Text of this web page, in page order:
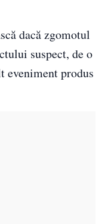
dacă zgomotul
suspect, de o
eveniment produs